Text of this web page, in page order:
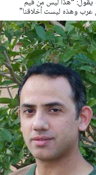
يقول: “هذا ليس من قيم
عرب وهذه ليست أخلاقنا”